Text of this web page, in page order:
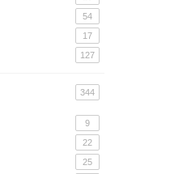
54
17
127
344
9
22
25